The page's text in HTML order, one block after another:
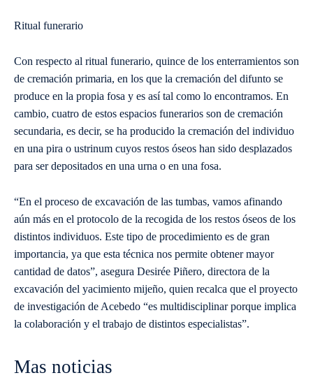
Ritual funerario
Con respecto al ritual funerario, quince de los enterramientos son
de cremación primaria, en los que la cremación del difunto se
produce en la propia fosa y es así tal como lo encontramos. En
cambio, cuatro de estos espacios funerarios son de cremación
secundaria, es decir, se ha producido la cremación del individuo
en una pira o ustrinum cuyos restos óseos han sido desplazados
para ser depositados en una urna o en una fosa.
“En el proceso de excavación de las tumbas, vamos afinando
aún más en el protocolo de la recogida de los restos óseos de los
distintos individuos. Este tipo de procedimiento es de gran
importancia, ya que esta técnica nos permite obtener mayor
cantidad de datos”, asegura Desirée Piñero, directora de la
excavación del yacimiento mijeño, quien recalca que el proyecto
de investigación de Acebedo “es multidisciplinar porque implica
la colaboración y el trabajo de distintos especialistas”.
Mas noticias